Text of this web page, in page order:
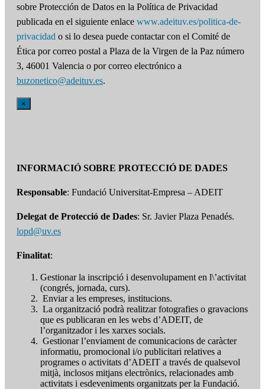
sobre Protección de Datos en la Política de Privacidad
publicada en el siguiente enlace www.adeituv.es/politica-de-
privacidad o si lo desea puede contactar con el Comité de
Ética por correo postal a Plaza de la Virgen de la Paz número
3, 46001 Valencia o por correo electrónico a
buzonetico@adeituv.es.
×
INFORMACIÓ SOBRE PROTECCIÓ DE DADES
Responsable: Fundació Universitat-Empresa – ADEIT
Delegat de Protecció de Dades: Sr. Javier Plaza Penadés.
lopd@uv.es
Finalitat:
Gestionar la inscripció i desenvolupament en l\’activitat
(congrés, jornada, curs).
Enviar a les empreses, institucions.
La organització podrà realitzar fotografies o gravacions
que es publicaran en les webs d’ADEIT, de
l’organitzador i les xarxes socials.
Gestionar l’enviament de comunicacions de caràcter
informatiu, promocional i/o publicitari relatives a
programes o activitats d’ADEIT a través de qualsevol
mitjà, inclosos mitjans electrònics, relacionades amb
activitats i esdeveniments organitzats per la Fundació.